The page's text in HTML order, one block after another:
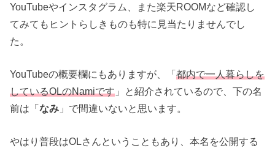
YouTubeやインスタグラム、また楽天ROOMなど確認し
てみてもヒントらしきものも特に見当たりませんでし
た。
YouTubeの概要欄にもありますが、「都内で一人暮らしを
しているOLのNamiです 」と紹介されているので、下の名
前は「なみ 」で間違いないと思います。
やはり普段はOLさんということもあり、本名を公開する